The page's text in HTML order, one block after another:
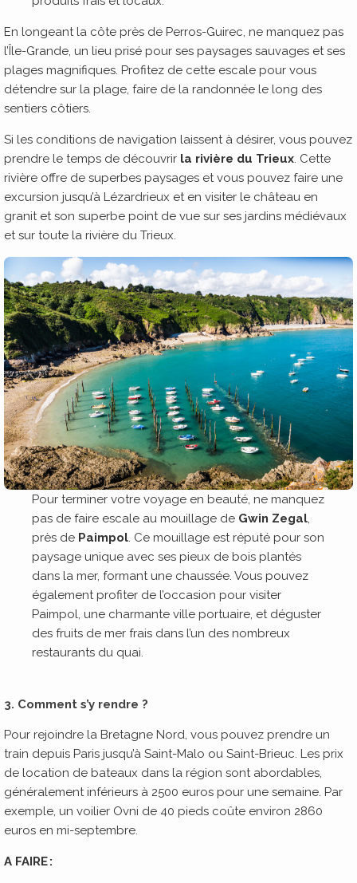
En longeant la côte près de Perros-Guirec, ne manquez pas
l’Île-Grande, un lieu prisé pour ses paysages sauvages et ses
plages magnifiques. Profitez de cette escale pour vous
détendre sur la plage, faire de la randonnée le long des
sentiers côtiers.
Si les conditions de navigation laissent à désirer, vous pouvez
prendre le temps de découvrir la rivière du Trieux. Cette
rivière offre de superbes paysages et vous pouvez faire une
excursion jusqu’à Lézardrieux et en visiter le château en
granit et son superbe point de vue sur ses jardins médiévaux
et sur toute la rivière du Trieux.
Pour terminer votre voyage en beauté, ne manquez
pas de faire escale au mouillage de Gwin Zegal,
près de Paimpol. Ce mouillage est réputé pour son
paysage unique avec ses pieux de bois plantés
dans la mer, formant une chaussée. Vous pouvez
également profiter de l’occasion pour visiter
Paimpol, une charmante ville portuaire, et déguster
des fruits de mer frais dans l’un des nombreux
restaurants du quai.
3. Comment s’y rendre ?
Pour rejoindre la Bretagne Nord, vous pouvez prendre un
train depuis Paris jusqu’à Saint-Malo ou Saint-Brieuc. Les prix
de location de bateaux dans la région sont abordables,
généralement inférieurs à 2500 euros pour une semaine. Par
exemple, un voilier Ovni de 40 pieds coûte environ 2860
euros en mi-septembre.
A FAIRE :